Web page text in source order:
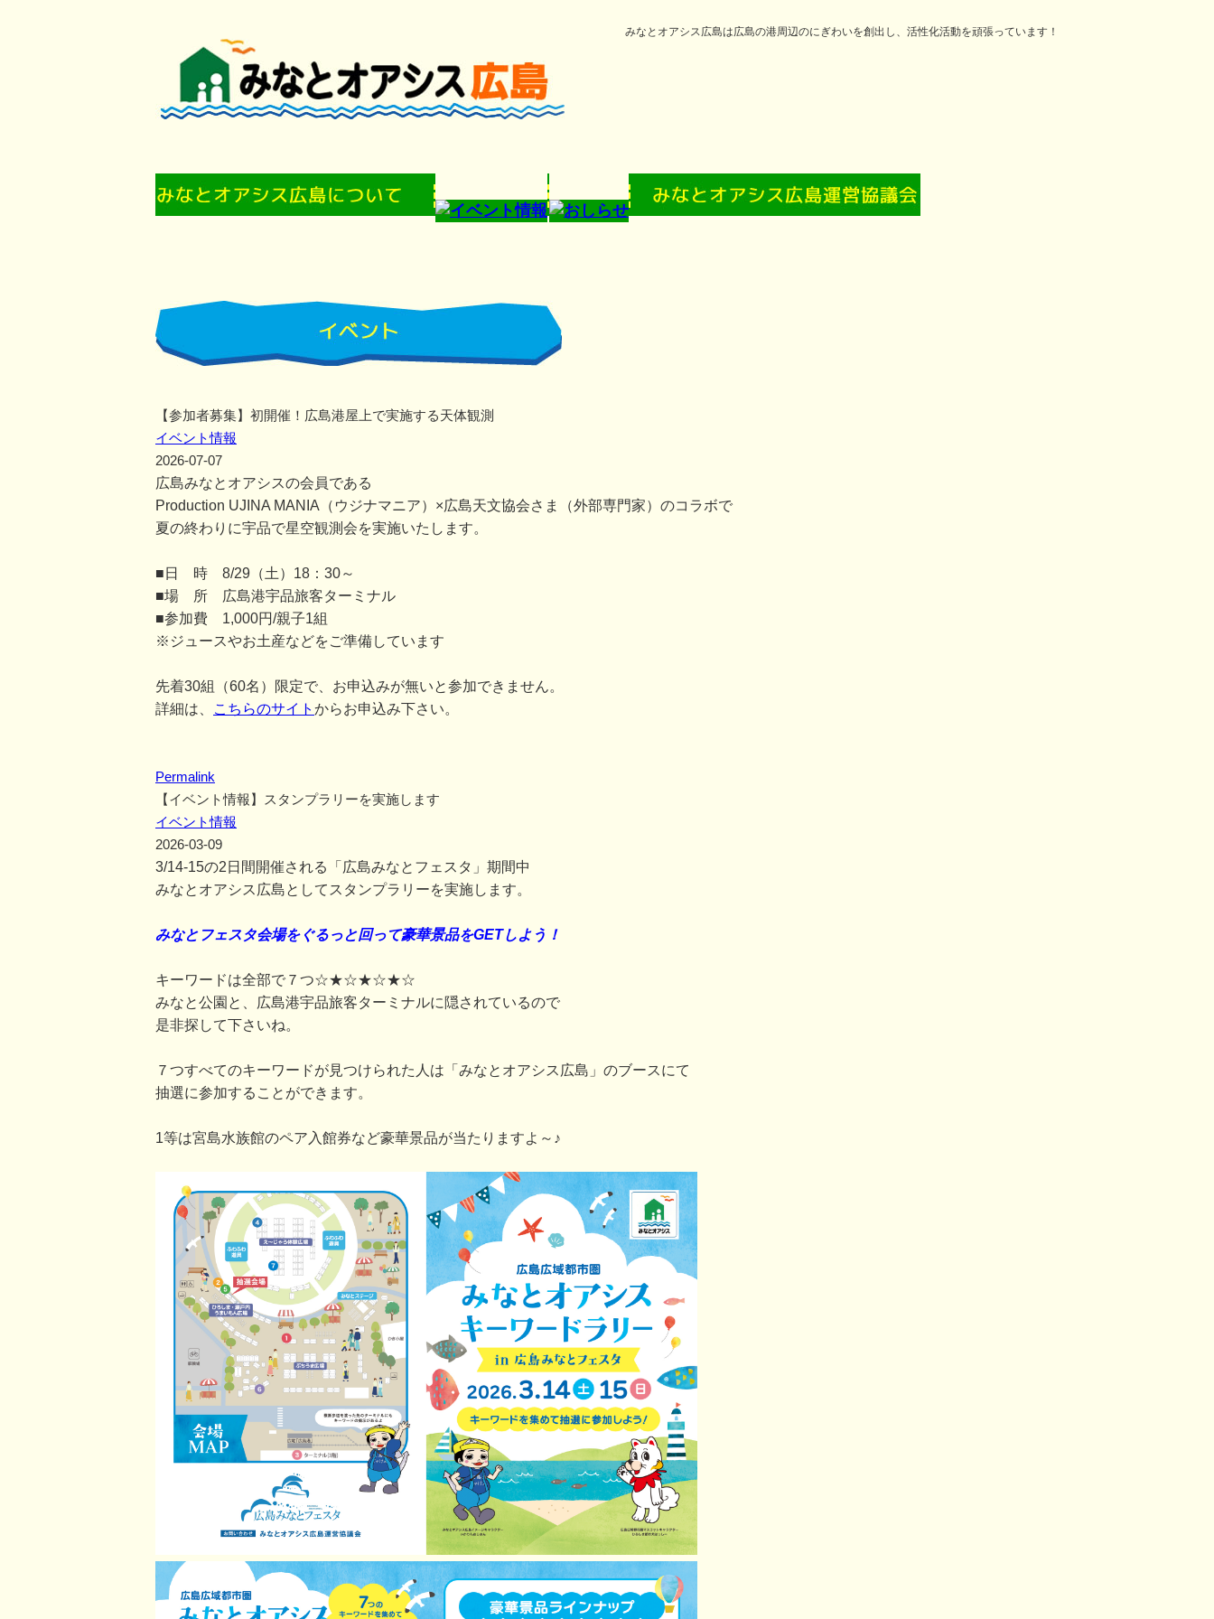
みなとオアシス広島は広島の港周辺のにぎわいを創出し、活性化活動を頑張っています！
【参加者募集】初開催！広島港屋上で実施する天体観測
イベント情報
2026-07-07
広島みなとオアシスの会員である
Production UJINA MANIA（ウジナマニア）×広島天文協会さま（外部専門家）のコラボで
夏の終わりに宇品で星空観測会を実施いたします。
■日 時 8/29（土）18：30～
■場 所 広島港宇品旅客ターミナル
■参加費 1,000円/親子1組
※ジュースやお土産などをご準備しています
先着30組（60名）限定で、お申込みが無いと参加できません。
詳細は、
こちらのサイト からお申込み下さい。
Permalink
【イベント情報】スタンプラリーを実施します
イベント情報
2026-03-09
3/14-15の2日間開催される「広島みなとフェスタ」期間中
みなとオアシス広島としてスタンプラリーを実施します。
みなとフェスタ会場をぐるっと回って豪華景品をGETしよう！
キーワードは全部で７つ☆★☆★☆★☆
みなと公園と、広島港宇品旅客ターミナルに隠されているので
是非探して下さいね。
７つすべてのキーワードが見つけられた人は「みなとオアシス広島」のブースにて
抽選に参加することができます。
1等は宮島水族館のペア入館券など豪華景品が当たりますよ～♪